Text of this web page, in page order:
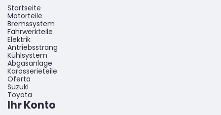
Startseite
Motorteile
Bremssystem
Fahrwerkteile
Elektrik
Antriebsstrang
Kühlsystem
Abgasanlage
Karosserieteile
Oferta
Suzuki
Toyota
Ihr Konto